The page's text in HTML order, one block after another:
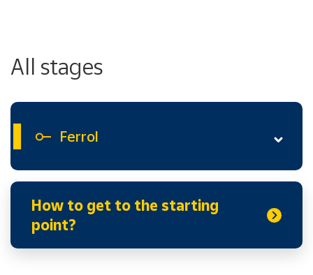
All stages
Ferrol
How to get to the starting
point?